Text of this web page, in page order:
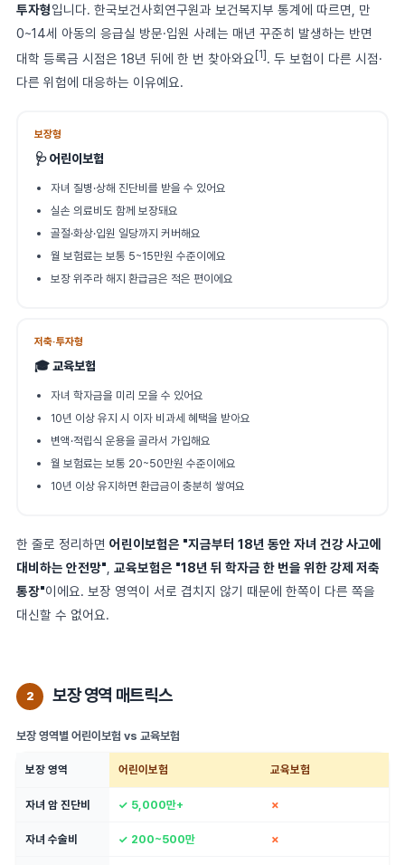
투자형입니다. 한국보건사회연구원과 보건복지부 통계에 따르면, 만
0~14세 아동의 응급실 방문·입원 사례는 매년 꾸준히 발생하는 반면
대학 등록금 시점은 18년 뒤에 한 번 찾아와요 [1] . 두 보험이 다른 시점·
다른 위험에 대응하는 이유예요.
보장형
🩺 어린이보험
자녀 질병·상해 진단비를 받을 수 있어요
실손 의료비도 함께 보장돼요
골절·화상·입원 일당까지 커버해요
월 보험료는 보통 5~15만원 수준이에요
보장 위주라 해지 환급금은 적은 편이에요
저축·투자형
🎓 교육보험
자녀 학자금을 미리 모을 수 있어요
10년 이상 유지 시 이자 비과세 혜택을 받아요
변액·적립식 운용을 골라서 가입해요
월 보험료는 보통 20~50만원 수준이에요
10년 이상 유지하면 환급금이 충분히 쌓여요
한 줄로 정리하면 어린이보험은 "지금부터 18년 동안 자녀 건강 사고에
대비하는 안전망" 교육보험은 "18년 뒤 학자금 한 번을 위한 강제 저축
통장"이에요. 보장 영역이 서로 겹치지 않기 때문에 한쪽이 다른 쪽을
대신할 수 없어요.
2 보장 영역 매트릭스
보장 영역별 어린이보험 vs 교육보험
보장 영역 어린이보험 교육보험
자녀 암 진단비 ✓ 5,000만+ ✗
자녀 수술비 ✓ 200~500만 ✗